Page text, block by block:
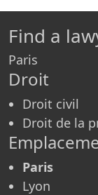
Find a
Paris
Droit
Droit civil
Droit de la
Paris
Lyon